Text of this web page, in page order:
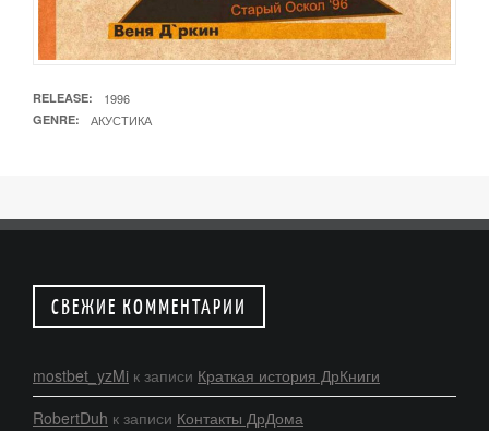
RELEASE 1996
GENRE АКУСТИКА
СВЕЖИЕ КОММЕНТАРИИ
mostbet_yzMi к записи Краткая история ДрКниги
RobertDuh к записи Контакты ДрДома